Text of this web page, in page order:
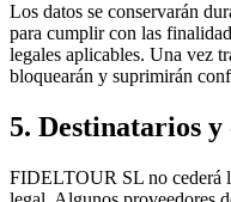
Los datos se conservarán
para cumplir con las
legales aplicables. Una vez
bloquearán y suprimirán
5. Destinatarios y
FIDELTOUR SL no cederá